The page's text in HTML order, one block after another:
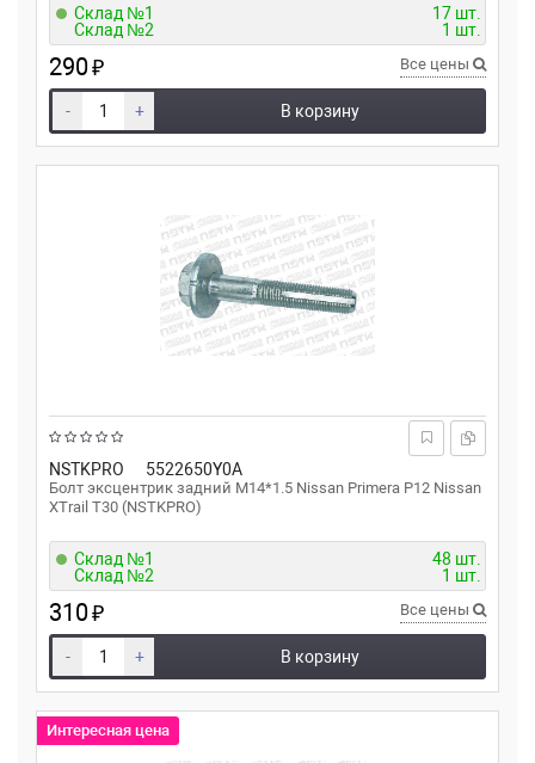
Склад №1
17 шт.
Склад №2
1 шт.
290₽ Все цены
- + В корзину
NSTKPRO 5522650Y0A
Болт эксцентрик задний M14*1.5 Nissan Primera P12 Nissan
XTrail T30 (NSTKPRO)
Склад №1
48 шт.
Склад №2
1 шт.
310₽ Все цены
- + В корзину
Интересная цена